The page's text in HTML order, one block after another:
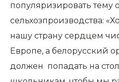
популяризировать тему
сельхозпроизводства:
нашу страну сердцем
Европе, а белорусский
должен попадать на